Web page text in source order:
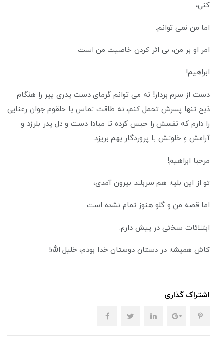
کنی،
اما من نمی توانم.
امر او بر من، بی اثر کردن خاصیت من است.
ابراهیم!
دست از سرم بردار! نه می توانم گرمای دست پدری پیر را هنگام
ذبح تنها پسرش تحمل کنم، نه طاقت تماس با حلقوم جوان رعنایی
را دارم که نفسش را حبس کرده تا مبادا دست و دل پدر بلرزد و
آرامش و خلوتش با پروردگار بهم بریزد.
مرحبا ابراهیم!
تو از این بلیه هم سربلند بیرون آمدی،
اما قصه من و گلو هنوز تمام نشده است.
ابتلائات سختی در پیش دارم.
کاش همیشه در دستان دوستان خدا بودم، خلیل الله!
اشتراک گذاری